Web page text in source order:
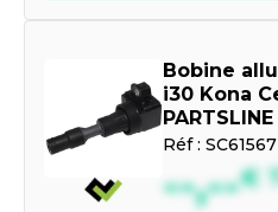
Bobine
i30 Kona
Réf : SC61567
--,--€